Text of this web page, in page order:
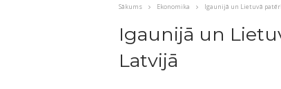
Sākums Ekonomika Igaunijā un Lietuvā
Igaunijā un
Latvijā